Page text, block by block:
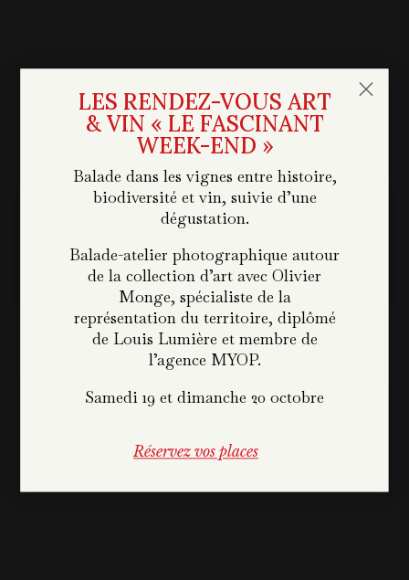
Wine Happy Hour
les mardis et mercredis de 17h à 19h
au Bistrot de Lou,
un verre de vin acheté, un verre de
vin offert*
(*sur le moins cher des deux).
×
LES RENDEZ-VOUS ART
& VIN « LE FASCINANT
WEEK-END »
Balade dans les vignes entre histoire,
biodiversité et vin, suivie d’une
dégustation.
Balade-atelier photographique autour
de la collection d’art avec Olivier
Monge, spécialiste de la
représentation du territoire, diplômé
de Louis Lumière et membre de
l’agence MYOP.
Samedi 19 et dimanche 20 octobre
Réservez vos places
Peyrassol / Restaurants & hébergements /
Restaurants / Le Bistrot de Lou
DE LOU
Ouvert d’avril à octobre, le